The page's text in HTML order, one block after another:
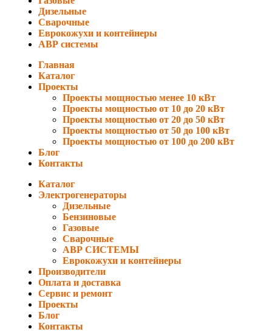
Дизельные
Сварочные
Еврокожухи и контейнеры
АВР системы
Главная
Каталог
Проекты
Проекты мощностью менее 10 кВт
Проекты мощностью от 10 до 20 кВт
Проекты мощностью от 20 до 50 кВт
Проекты мощностью от 50 до 100 кВт
Проекты мощностью от 100 до 200 кВт
Блог
Контакты
Каталог
Электрогенераторы
Дизельные
Бензиновые
Газовые
Сварочные
АВР СИСТЕМЫ
Еврокожухи и контейнеры
Производители
Оплата и доставка
Сервис и ремонт
Проекты
Блог
Контакты